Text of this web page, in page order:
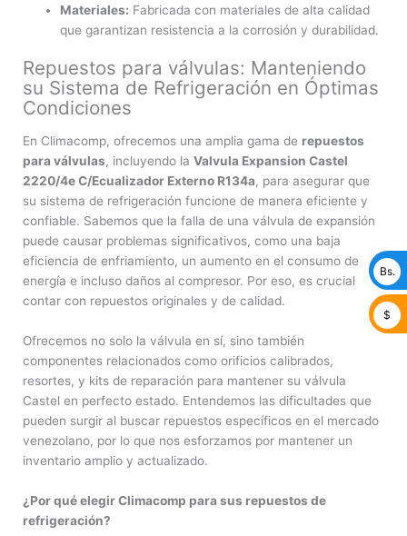
Materiales: Fabricada con materiales de alta calidad
que garantizan resistencia a la corrosión y durabilidad.
Repuestos para válvulas: Manteniendo
su Sistema de Refrigeración en Óptimas
Condiciones
En Climacomp, ofrecemos una amplia gama de repuestos
para válvulas, incluyendo la Valvula Expansion Castel
2220/4e C/Ecualizador Externo R134a, para asegurar que
su sistema de refrigeración funcione de manera eficiente y
confiable. Sabemos que la falla de una válvula de expansión
puede causar problemas significativos, como una baja
eficiencia de enfriamiento, un aumento en el consumo de
energía e incluso daños al compresor. Por eso, es crucial
contar con repuestos originales y de calidad.
Ofrecemos no solo la válvula en sí, sino también
componentes relacionados como orificios calibrados,
resortes, y kits de reparación para mantener su válvula
Castel en perfecto estado. Entendemos las dificultades que
pueden surgir al buscar repuestos específicos en el mercado
venezolano, por lo que nos esforzamos por mantener un
inventario amplio y actualizado.
¿Por qué elegir Climacomp para sus repuestos de
refrigeración?
Bs.
$